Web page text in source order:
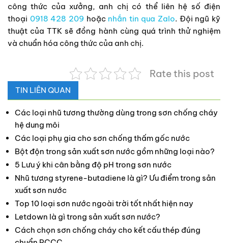
công thức của xưởng, anh chị có thể liên hệ số điện
thoại 0918 428 209 hoặc nhắn tin qua Zalo. Đội ngũ kỹ
thuật của TTK sẽ đồng hành cùng quá trình thử nghiệm
và chuẩn hóa công thức của anh chị.
Rate this post
TIN LIÊN QUAN
Các loại nhũ tương thường dùng trong sơn chống cháy
hệ dung môi
Các loại phụ gia cho sơn chống thấm gốc nước
Bột độn trong sản xuất sơn nước gồm những loại nào?
5 Lưu ý khi cân bằng độ pH trong sơn nước
Nhũ tương styrene-butadiene là gì? Ưu điểm trong sản
xuất sơn nước
Top 10 loại sơn nước ngoài trời tốt nhất hiện nay
Letdown là gì trong sản xuất sơn nước?
Cách chọn sơn chống cháy cho kết cấu thép đúng